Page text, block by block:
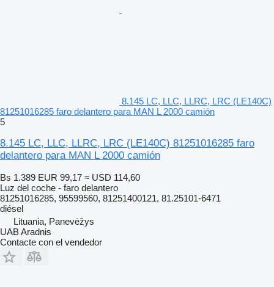
8.145 LC, LLC, LLRC, LRC (LE140C)
81251016285 faro delantero para MAN L 2000 camión
5
8.145 LC, LLC, LLRC, LRC (LE140C) 81251016285 faro
delantero para MAN L 2000 camión
Bs 1.389 EUR 99,17 ≈ USD 114,60
Luz del coche - faro delantero
81251016285, 95599560, 81251400121, 81.25101-6471
diésel
Lituania, Panevėžys
UAB Aradnis
Contacte con el vendedor